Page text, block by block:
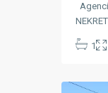
1
Strašanj